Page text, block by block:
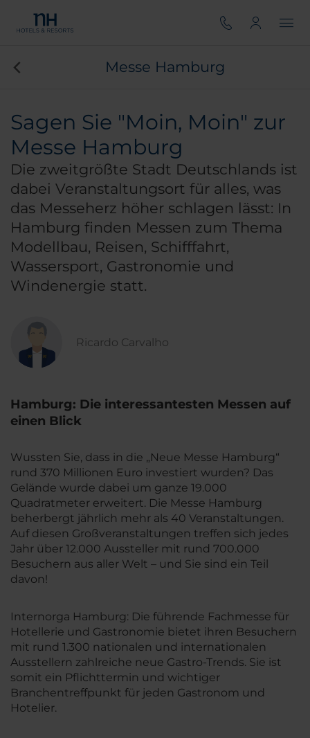
Messe Hamburg
Sagen Sie "Moin, Moin" zur
Messe Hamburg
Die zweitgrößte Stadt Deutschlands ist
dabei Veranstaltungsort für alles, was
das Messeherz höher schlagen lässt: In
Hamburg finden Messen zum Thema
Modellbau, Reisen, Schifffahrt,
Wassersport, Gastronomie und
Windenergie statt.
Ricardo Carvalho
Hamburg: Die interessantesten Messen auf
einen Blick
Wussten Sie, dass in die „Neue Messe Hamburg“
rund 370 Millionen Euro investiert wurden? Das
Gelände wurde dabei um ganze 19.000
Quadratmeter erweitert. Die Messe Hamburg
beherbergt jährlich mehr als 40 Veranstaltungen.
Auf diesen Großveranstaltungen treffen sich jedes
Jahr über 12.000 Aussteller mit rund 700.000
Besuchern aus aller Welt – und Sie sind ein Teil
davon!
Internorga Hamburg: Die führende Fachmesse für
Hotellerie und Gastronomie bietet ihren Besuchern
mit rund 1.300 nationalen und internationalen
Ausstellern zahlreiche neue Gastro-Trends. Sie ist
somit ein Pflichttermin und wichtiger
Branchentreffpunkt für jeden Gastronom und
Hotelier.